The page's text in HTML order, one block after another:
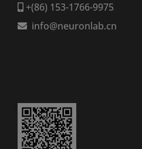
+(86) 153-1766-9975
info@neuronlab.cn